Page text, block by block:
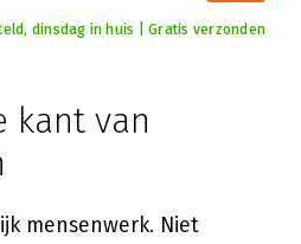
dinsdag in huis | Gratis verzonden
kant van
mensenwerk. Niet